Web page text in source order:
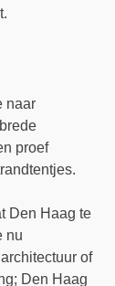
naar
proef
Den Haag te
nu
of
Den Haag